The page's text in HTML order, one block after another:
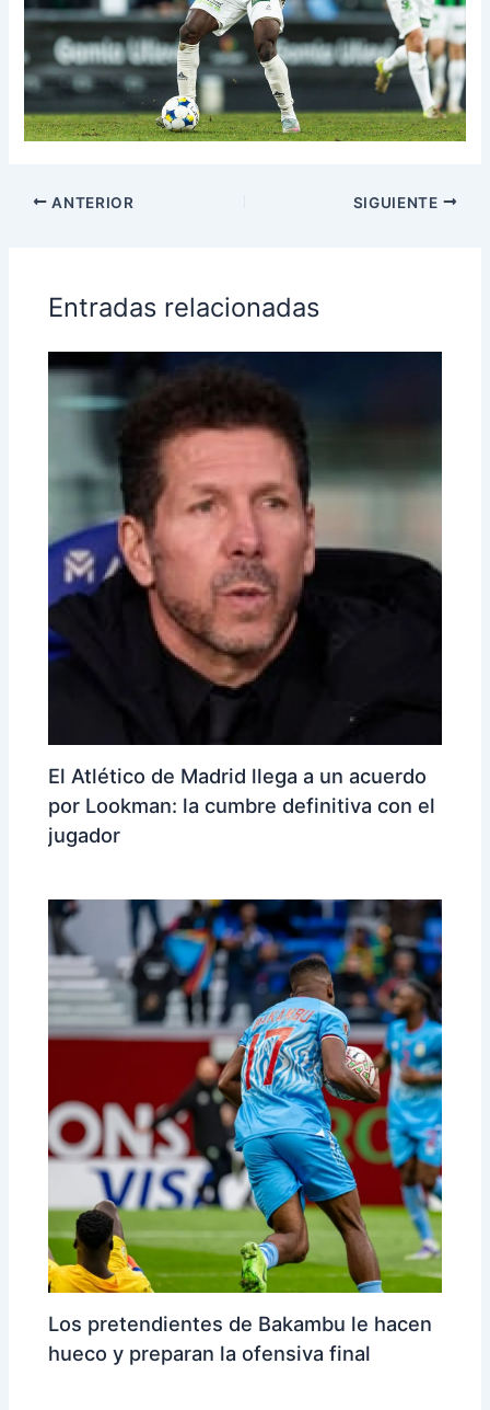
ANTERIOR SIGUIENTE
Entradas relacionadas
El Atlético de Madrid llega a un acuerdo
por Lookman: la cumbre definitiva con el
jugador
Los pretendientes de Bakambu le hacen
hueco y preparan la ofensiva final